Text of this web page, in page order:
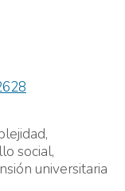
social,
universitaria